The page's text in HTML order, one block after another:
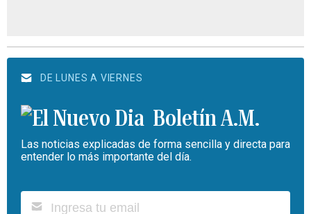
DE LUNES A VIERNES
Boletín A.M.
Las noticias explicadas de forma sencilla y directa para
entender lo más importante del día.